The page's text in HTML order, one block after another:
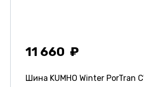
11 660
Шина KUMHO Winter PorTran